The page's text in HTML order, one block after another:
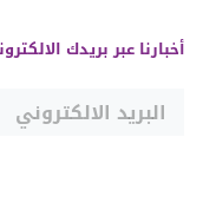
أخبارنا عبر بريدك